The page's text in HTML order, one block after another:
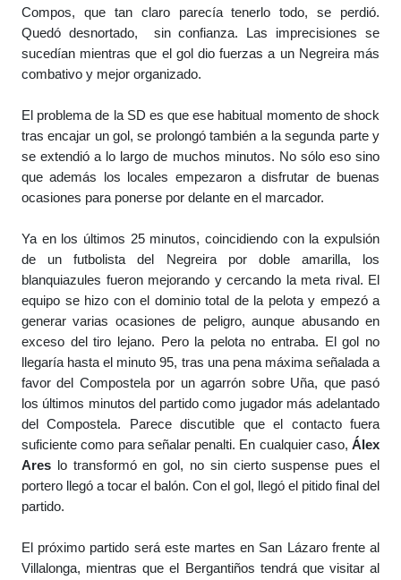
Compos, que tan claro parecía tenerlo todo, se perdió.
Quedó desnortado,  sin confianza. Las imprecisiones se
sucedían mientras que el gol dio fuerzas a un Negreira más
combativo y mejor organizado.
El problema de la SD es que ese habitual momento de shock
tras encajar un gol, se prolongó también a la segunda parte y
se extendió a lo largo de muchos minutos. No sólo eso sino
que además los locales empezaron a disfrutar de buenas
ocasiones para ponerse por delante en el marcador.
Ya en los últimos 25 minutos, coincidiendo con la expulsión
de un futbolista del Negreira por doble amarilla, los
blanquiazules fueron mejorando y cercando la meta rival. El
equipo se hizo con el dominio total de la pelota y empezó a
generar varias ocasiones de peligro, aunque abusando en
exceso del tiro lejano. Pero la pelota no entraba. El gol no
llegaría hasta el minuto 95, tras una pena máxima señalada a
favor del Compostela por un agarrón sobre Uña, que pasó
los últimos minutos del partido como jugador más adelantado
del Compostela. Parece discutible que el contacto fuera
suficiente como para señalar penalti. En cualquier caso, Álex
Ares lo transformó en gol, no sin cierto suspense pues el
portero llegó a tocar el balón. Con el gol, llegó el pitido final del
partido.
El próximo partido será este martes en San Lázaro frente al
Villalonga, mientras que el Bergantiños tendrá que visitar al